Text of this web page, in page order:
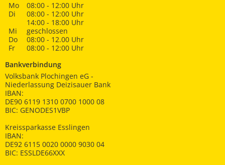
Mo
08:00 - 12:00 Uhr
Di
08:00 - 12:00 Uhr
14:00 - 18:00 Uhr
Mi
geschlossen
Do
08:00 - 12.00 Uhr
Fr
08:00 - 12:00 Uhr
Bankverbindung
Volksbank Plochingen eG -
Niederlassung Deizisauer Bank
IBAN:
DE90 6119 1310 0700 1000 08
BIC: GENODES1VBP
Kreissparkasse Esslingen
IBAN:
DE92 6115 0020 0000 9030 04
BIC: ESSLDE66XXX